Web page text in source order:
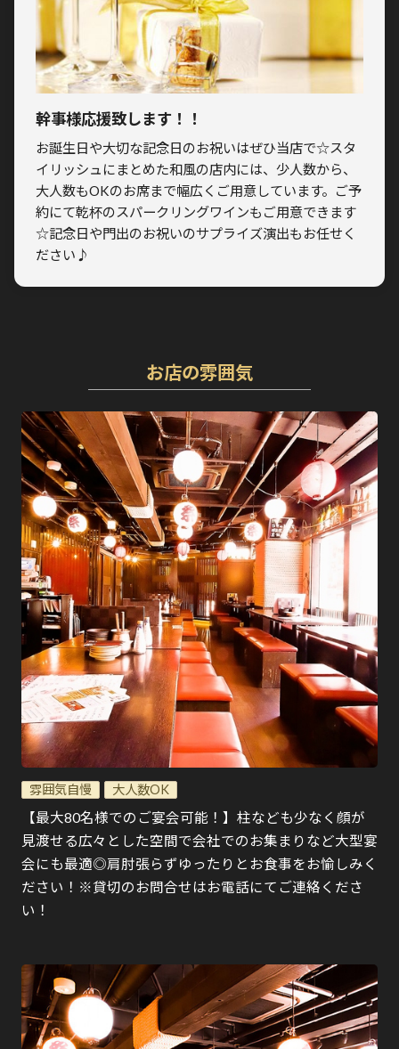
幹事様応援致します！！
お誕生日や大切な記念日のお祝いはぜひ当店で☆スタ
イリッシュにまとめた和風の店内には、少人数から、
大人数もOKのお席まで幅広くご用意しています。ご予
約にて乾杯のスパークリングワインもご用意できます
☆記念日や門出のお祝いのサプライズ演出もお任せく
ださい♪
お店の雰囲気
雰囲気自慢 大人数OK
【最大80名様でのご宴会可能！】柱なども少なく顔が
見渡せる広々とした空間で会社でのお集まりなど大型宴
会にも最適◎肩肘張らずゆったりとお食事をお愉しみく
ださい！※貸切のお問合せはお電話にてご連絡くださ
い！